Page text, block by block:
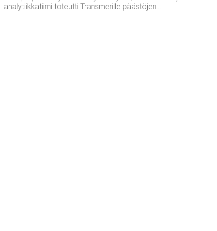
analytiikkatiimi toteutti Transmerille päästöjen...